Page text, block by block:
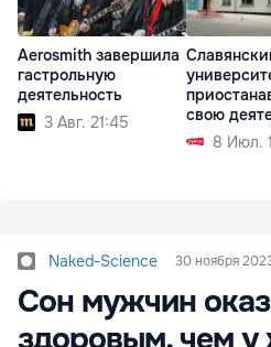
Aerosmith завершила
гастрольную
деятельность
3 Авг. 21:45
свою
8 Июл.
Naked-Science 30 ноября
Сон мужчин